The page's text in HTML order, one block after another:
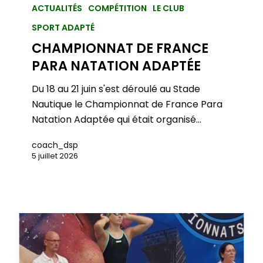
ACTUALITÉS COMPÉTITION LE CLUB
SPORT ADAPTÉ
CHAMPIONNAT DE FRANCE
PARA NATATION ADAPTÉE
Du 18 au 21 juin s'est déroulé au Stade
Nautique le Championnat de France Para
Natation Adaptée qui était organisé…
coach_dsp
5 juillet 2026